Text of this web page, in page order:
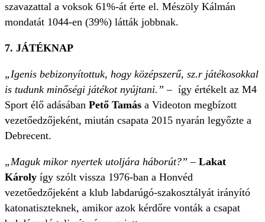
szavazattal a voksok 61%-át érte el. Mészöly Kálmán
mondatát 1044-en (39%) látták jobbnak.
7. JÁTÉKNAP
„Igenis bebizonyítottuk, hogy középszerű, sz.r játékosokkal
is tudunk minőségi játékot nyújtani.” – így értékelt az M4
Sport élő adásában Pető Tamás a Videoton megbízott
vezetőedzőjeként, miután csapata 2015 nyarán legyőzte a
Debrecent.
„Maguk mikor nyertek utoljára háborút?” – Lakat
Károly így szólt vissza 1976-ban a Honvéd
vezetőedzőjeként a klub labdarúgó-szakosztályát irányító
katonatiszteknek, amikor azok kérdőre vonták a csapat